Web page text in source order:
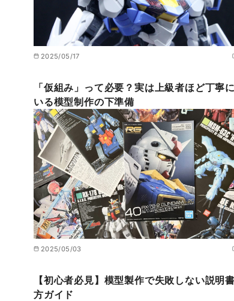
2025/05/17
「仮組み」って必要？実は上級者ほど丁寧
いる模型制作の下準備
2025/05/03
【初心者必見】模型製作で失敗しない説明
方ガイド